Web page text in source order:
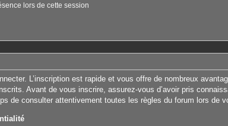
lors de cette session
L’inscription est rapide et vous offre de nombreux
Avant de vous inscrire, assurez-vous d’avoir pris
de consulter attentivement toutes les règles du forum lors de